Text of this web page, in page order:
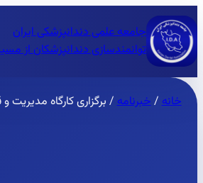
جامعه علمی دندانپزشکی ایران
توانمندسازی دندانپزشکان از
خانه/خبرنامه/ برگزاری کارگاه مدیریت